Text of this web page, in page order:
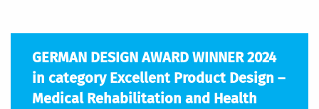
GERMAN DESIGN AWARD WINNER 2024
in category Excellent Product Design –
Medical Rehabilitation and Health